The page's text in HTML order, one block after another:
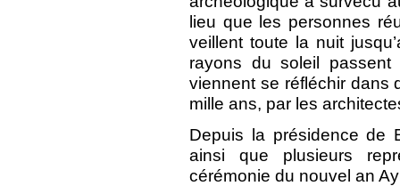
lieu que les personnes
veillent toute la nuit
rayons du soleil
viennent se réfléchir dans
mille ans, par les
Depuis la présidence de
ainsi que plusieurs
cérémonie du nouvel an